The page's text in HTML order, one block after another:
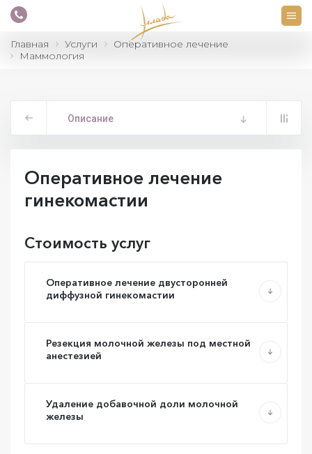
Главная Услуги
Оперативное лечение
Маммология
Описание
Оперативное лечение
гинекомастии
Стоимость услуг
Оперативное лечение двусторонней
диффузной гинекомастии
Резекция молочной железы под местной
анестезией
Удаление добавочной доли молочной
железы